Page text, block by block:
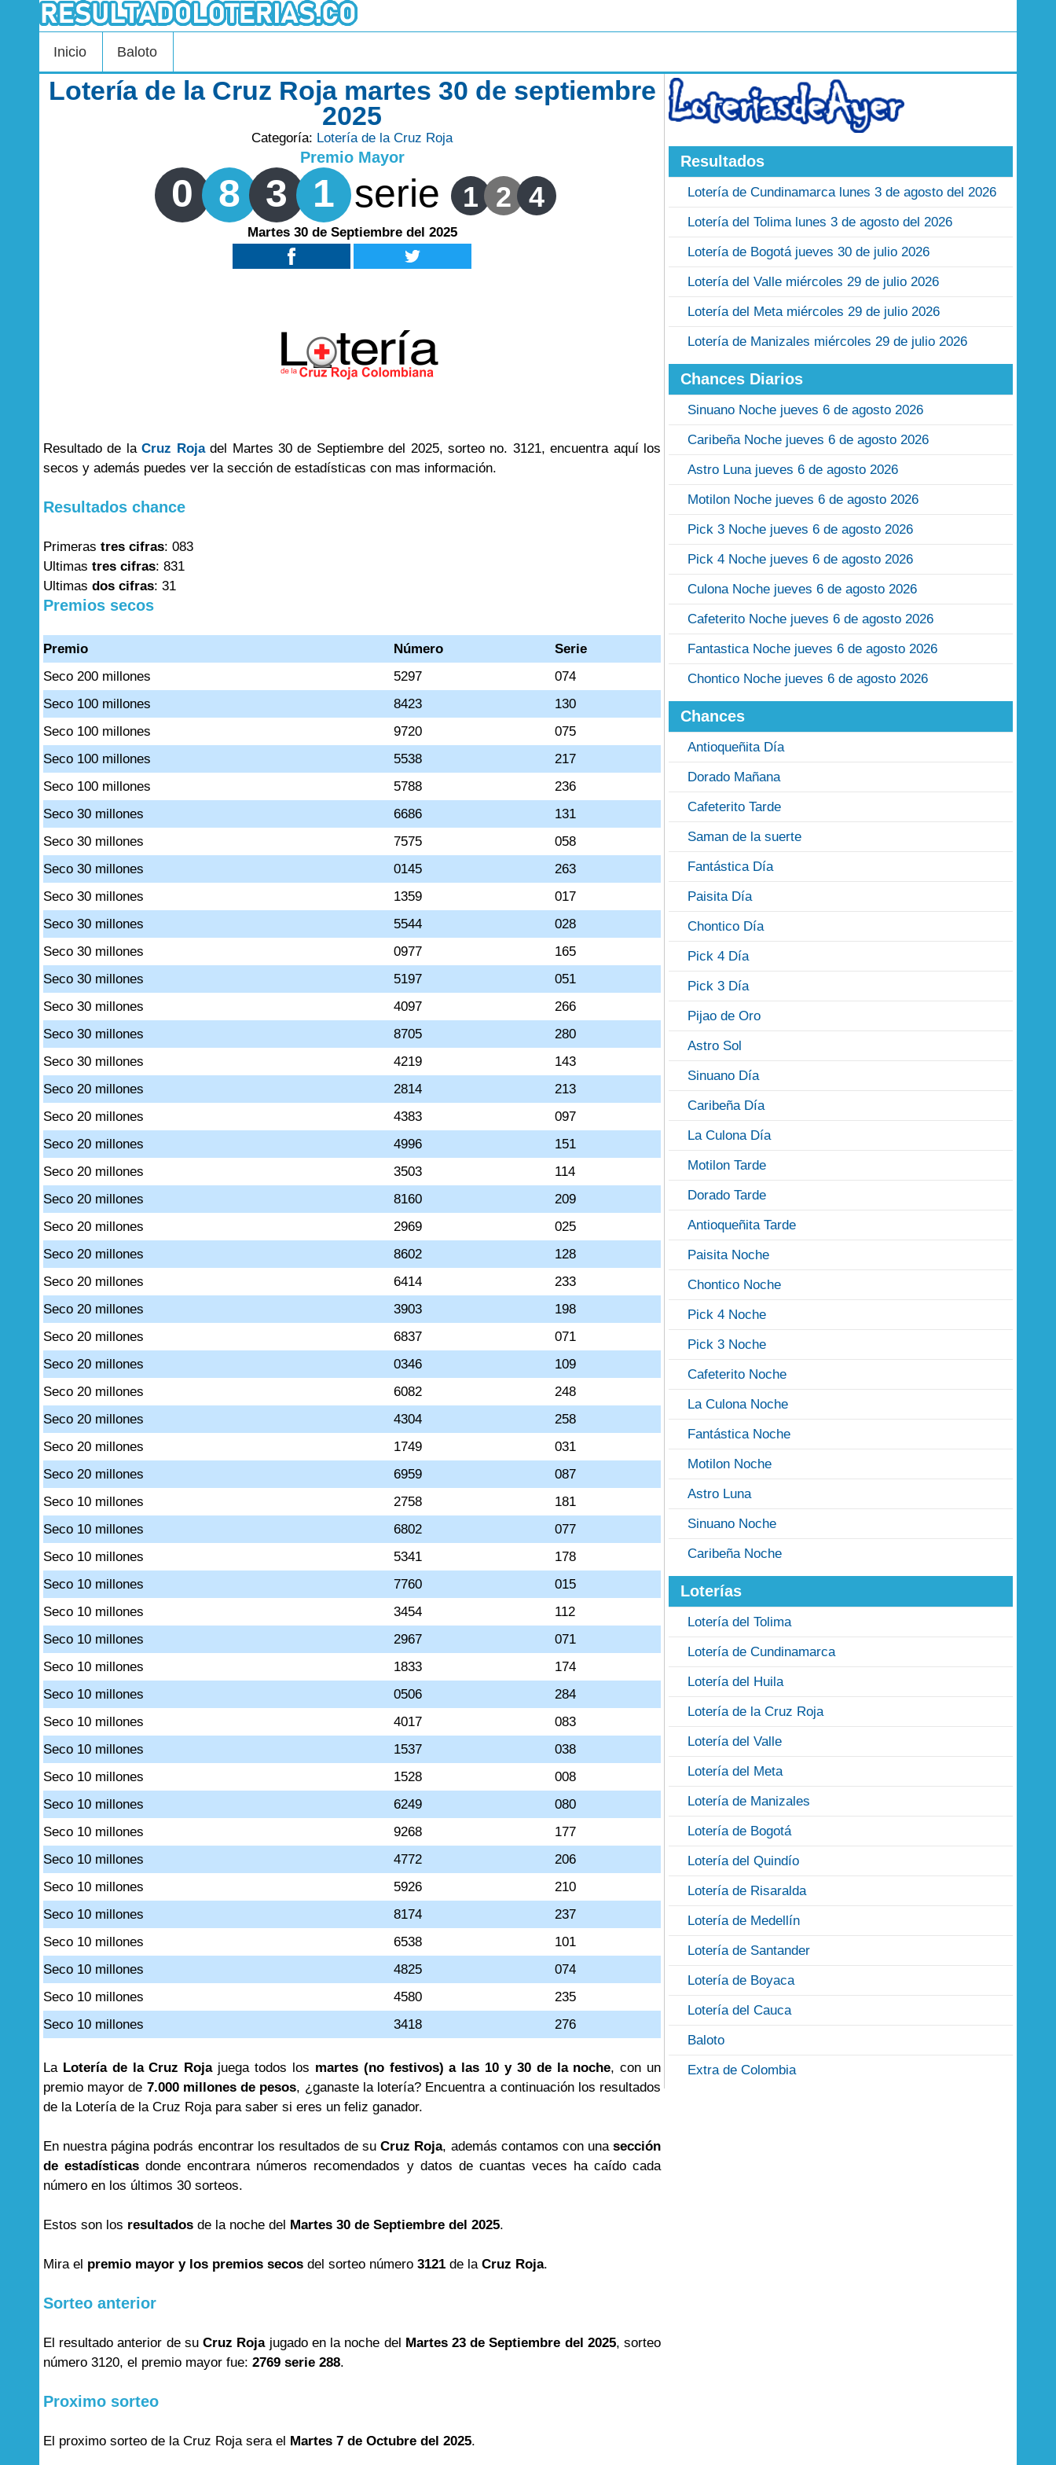
Inicio Baloto
Lotería de la Cruz Roja martes 30 de septiembre
2025
Categoría: Lotería de la Cruz Roja
Premio Mayor
0 8 3 1 serie 1 2 4
Martes 30 de Septiembre del 2025
Resultado de laCruz Rojadel Martes 30 de Septiembre del 2025, sorteo no. 3121, encuentra aquí los
secos y además puedes ver la sección de estadísticas con mas información.
Resultados chance
Primeras tres cifras: 083
Ultimas tres cifras: 831
Ultimas dos cifras: 31
Premios secos
Premio Número
Serie
Seco 200 millones
5297
074
Seco 100 millones
8423
130
Seco 100 millones
9720
075
Seco 100 millones
5538
217
Seco 100 millones
5788
236
Seco 30 millones
6686
131
Seco 30 millones
7575
058
Seco 30 millones
0145
263
Seco 30 millones
1359
017
Seco 30 millones
5544
028
Seco 30 millones
0977
165
Seco 30 millones
5197
051
Seco 30 millones
4097
266
Seco 30 millones
8705
280
Seco 30 millones
4219
143
Seco 20 millones
2814
213
Seco 20 millones
4383
097
Seco 20 millones
4996
151
Seco 20 millones
3503
114
Seco 20 millones
8160
209
Seco 20 millones
2969
025
Seco 20 millones
8602
128
Seco 20 millones
6414
233
Seco 20 millones
3903
198
Seco 20 millones
6837
071
Seco 20 millones
0346
109
Seco 20 millones
6082
248
Seco 20 millones
4304
258
Seco 20 millones
1749
031
Seco 20 millones
6959
087
Seco 10 millones
2758
181
Seco 10 millones
6802
077
Seco 10 millones
5341
178
Seco 10 millones
7760
015
Seco 10 millones
3454
112
Seco 10 millones
2967
071
Seco 10 millones
1833
174
Seco 10 millones
0506
284
Seco 10 millones
4017
083
Seco 10 millones
1537
038
Seco 10 millones
1528
008
Seco 10 millones
6249
080
Seco 10 millones
9268
177
Seco 10 millones
4772
206
Seco 10 millones
5926
210
Seco 10 millones
8174
237
Seco 10 millones
6538
101
Seco 10 millones
4825
074
Seco 10 millones
4580
235
Seco 10 millones
3418 276
La Lotería de la Cruz Rojajuega todos los martes (no festivos) a las 10 y 30 de la noche, con un
premio mayor de 7.000 millones de pesos, ¿ganaste la lotería? Encuentra a continuación los resultados
de la Lotería de la Cruz Roja para saber si eres un feliz ganador.
En nuestra página podrás encontrar los resultados de suCruz Roja, además contamos con unasección
de estadísticas donde encontrara números recomendados y datos de cuantas veces ha caído cada
número en los últimos 30 sorteos.
Estos son los resultados de la noche del Martes 30 de Septiembre del 2025.
Mira el premio mayor y los premios secos del sorteo número 3121 de la Cruz Roja.
Sorteo anterior
El resultado anterior de suCruz Rojajugado en la noche del Martes 23 de Septiembre del 2025, sorteo
número 3120, el premio mayor fue: 2769 serie 288.
Proximo sorteo
El proximo sorteo de la Cruz Roja sera el Martes 7 de Octubre del 2025.
Resultados
Lotería de Cundinamarca lunes 3 de agosto del 2026
Lotería del Tolima lunes 3 de agosto del 2026
Lotería de Bogotá jueves 30 de julio 2026
Lotería del Valle miércoles 29 de julio 2026
Lotería del Meta miércoles 29 de julio 2026
Lotería de Manizales miércoles 29 de julio 2026
Chances Diarios
Sinuano Noche jueves 6 de agosto 2026
Caribeña Noche jueves 6 de agosto 2026
Astro Luna jueves 6 de agosto 2026
Motilon Noche jueves 6 de agosto 2026
Pick 3 Noche jueves 6 de agosto 2026
Pick 4 Noche jueves 6 de agosto 2026
Culona Noche jueves 6 de agosto 2026
Cafeterito Noche jueves 6 de agosto 2026
Fantastica Noche jueves 6 de agosto 2026
Chontico Noche jueves 6 de agosto 2026
Chances
Antioqueñita Día
Dorado Mañana
Cafeterito Tarde
Saman de la suerte
Fantástica Día
Paisita Día
Chontico Día
Pick 4 Día
Pick 3 Día
Pijao de Oro
Astro Sol
Sinuano Día
Caribeña Día
La Culona Día
Motilon Tarde
Dorado Tarde
Antioqueñita Tarde
Paisita Noche
Chontico Noche
Pick 4 Noche
Pick 3 Noche
Cafeterito Noche
La Culona Noche
Fantástica Noche
Motilon Noche
Astro Luna
Sinuano Noche
Caribeña Noche
Loterías
Lotería del Tolima
Lotería de Cundinamarca
Lotería del Huila
Lotería de la Cruz Roja
Lotería del Valle
Lotería del Meta
Lotería de Manizales
Lotería de Bogotá
Lotería del Quindío
Lotería de Risaralda
Lotería de Medellín
Lotería de Santander
Lotería de Boyaca
Lotería del Cauca
Baloto
Extra de Colombia